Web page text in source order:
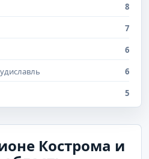
8
7
6
6
5
Кострома и